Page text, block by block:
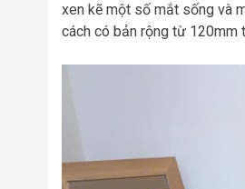
xen kẽ một số mắt sống và
cách có bản rộng từ 120mm